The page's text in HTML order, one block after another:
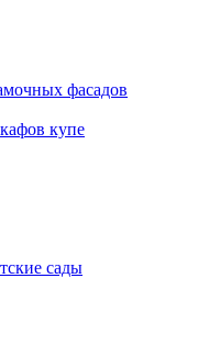
фасадов
купе
сады